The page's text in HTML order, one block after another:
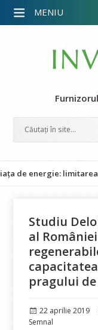
Furnizorul
limitarea
Studiu
al
pragului de
Publicat
pe
22 aprilie 2019
Semnal
MENIU